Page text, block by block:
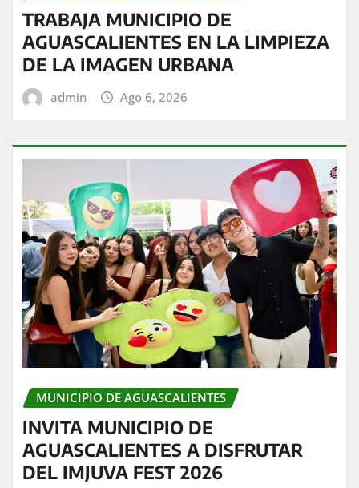
TRABAJA MUNICIPIO DE
AGUASCALIENTES EN LA LIMPIEZA
DE LA IMAGEN URBANA
admin Ago 6, 2026
MUNICIPIO DE AGUASCALIENTES
INVITA MUNICIPIO DE
AGUASCALIENTES A DISFRUTAR
DEL IMJUVA FEST 2026